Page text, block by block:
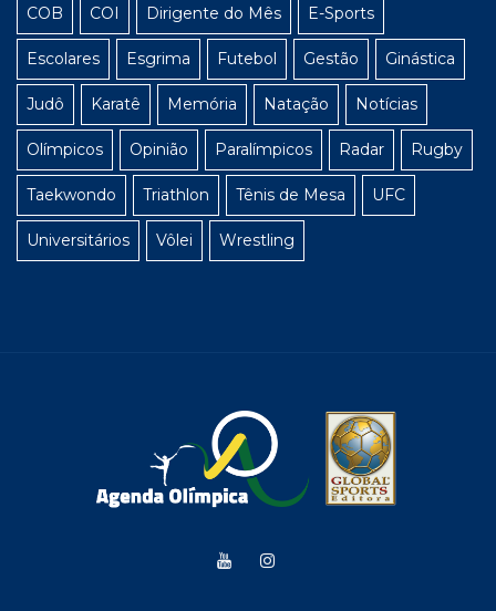
COB COI Dirigente do Mês E-Sports
Escolares Esgrima Futebol Gestão Ginástica
Judô Karatê Memória Natação Notícias
Olímpicos Opinião Paralímpicos Radar Rugby
Taekwondo Triathlon Tênis de Mesa UFC
Universitários Vôlei Wrestling